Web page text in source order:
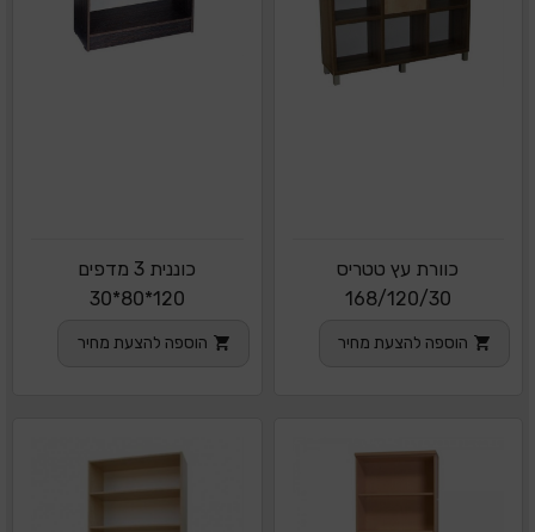
כוורת עץ טטריס
168/120/30
הוספה להצעת מחיר
כוננית 3 מדפים
120*80*30
הוספה להצעת מחיר